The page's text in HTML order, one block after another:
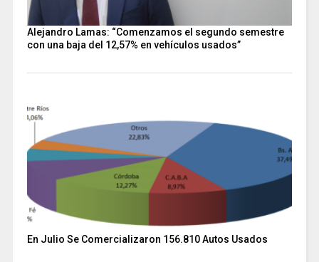
Alejandro Lamas: “Comenzamos el segundo semestre
con una baja del 12,57% en vehículos usados”
En Julio Se Comercializaron 156.810 Autos Usados